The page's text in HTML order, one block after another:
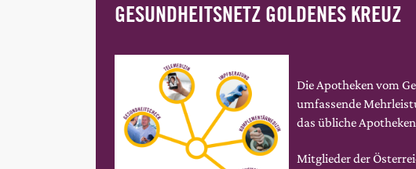
GESUNDHEITSNETZ GOLDENES KREUZ
Die Apotheken vom
umfassende
das übliche
Mitglieder der